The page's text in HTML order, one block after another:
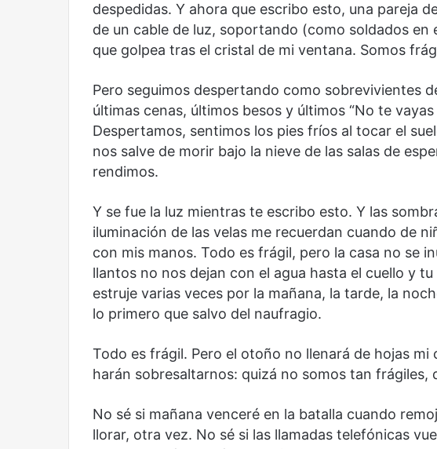
despedidas. Y ahora que escribo esto, una pareja
de un cable de luz, soportando (como soldados en
que golpea tras el cristal de mi ventana. Somos
Pero seguimos despertando como sobrevivientes
últimas cenas, últimos besos y últimos “No te
Despertamos, sentimos los pies fríos al tocar el
nos salve de morir bajo la nieve de las salas de
rendimos.
Y se fue la luz mientras te escribo esto. Y las
iluminación de las velas me recuerdan cuando de
con mis manos. Todo es frágil, pero la casa no se
llantos no nos dejan con el agua hasta el cuello y
estruje varias veces por la mañana, la tarde, la
lo primero que salvo del naufragio.
Todo es frágil. Pero el otoño no llenará de hojas mi
harán sobresaltarnos: quizá no somos tan frágiles,
No sé si mañana venceré en la batalla cuando
llorar, otra vez. No sé si las llamadas telefónicas
droga